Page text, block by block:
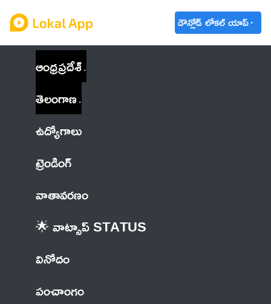
డౌన్లోడ్ లోకల్ యాప్
ఆంధ్రప్రదేశ్
తెలంగాణ
ఉద్యోగాలు
ట్రెండింగ్
వాతావరణం
🌟 వాట్సాప్ STATUS
వినోదం
పంచాంగం